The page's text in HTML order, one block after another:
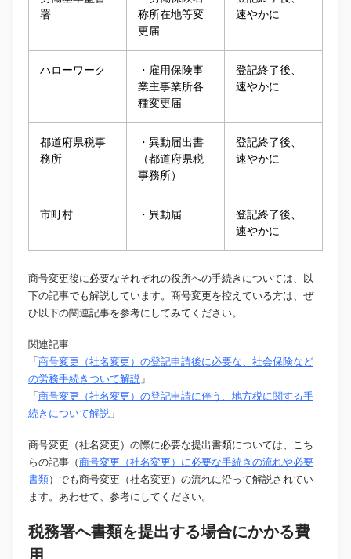
署
称所在地等変
更届
速やかに
ハローワーク
・雇用保険事
業主事業所各
種変更届
登記終了後、
速やかに
都道府県税事
務所
・異動届出書
（都道府県税
事務所）
登記終了後、
速やかに
市町村 ・異動届
登記終了後、
速やかに
商号変更後に必要なそれぞれの役所への手続きについては、以
下の記事でも解説しています。商号変更を控えている方は、ぜ
ひ以下の関連記事を参考にしてみてください。
関連記事
「商号変更（社名変更）の登記申請後に必要な、社会保険など
の労務手続きついて解説 」
「商号変更（社名変更）の登記申請に伴う、地方税に関する手
続きについて解説 」
商号変更（社名変更）の際に必要な提出書類については、こち
らの記事（商号変更（社名変更）に必要な手続きの流れや必要
書類）でも商号変更（社名変更）の流れに沿って解説されてい
ます。あわせて、参考にしてください。
税務署へ書類を提出する場合にかかる費
用